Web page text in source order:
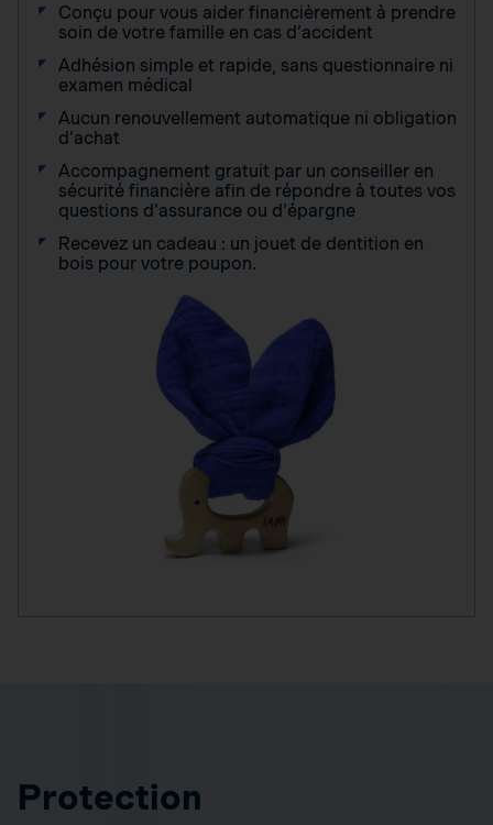
Conçu pour vous aider financièrement à prendre
soin de votre famille en cas d’accident
Adhésion simple et rapide, sans questionnaire ni
examen médical
Aucun renouvellement automatique ni obligation
d’achat
Accompagnement gratuit par un conseiller en
sécurité financière afin de répondre à toutes vos
questions d'assurance ou d'épargne
Recevez un cadeau : un jouet de dentition en
bois pour votre poupon.
Protection